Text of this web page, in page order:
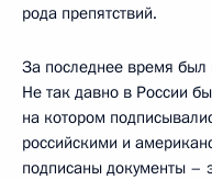
рода препятствий.
За последнее время был
Не так давно в России
на котором
российскими и
подписаны документы –